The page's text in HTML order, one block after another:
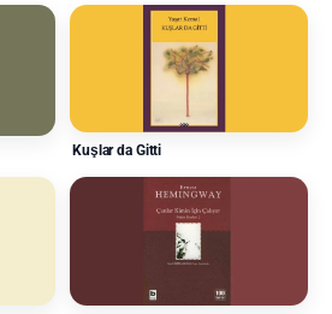
Kuşlar da Gitti